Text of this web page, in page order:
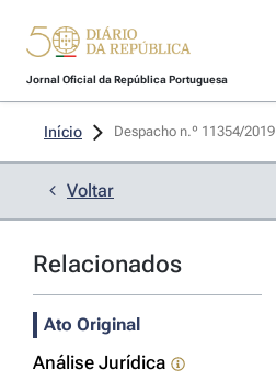
Jornal Oficial da República Portuguesa
Início Despacho n.º 11354/2019
Voltar
Relacionados
Ato Original
Análise Jurídica